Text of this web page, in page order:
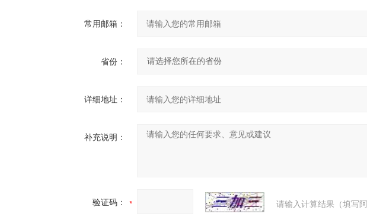
常用邮箱：
省份：
详细地址：
补充说明：
验证码： 请输入计算结果（填写